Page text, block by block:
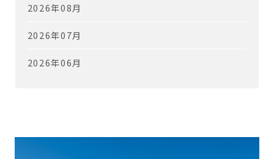
2026年08月
2026年07月
2026年06月